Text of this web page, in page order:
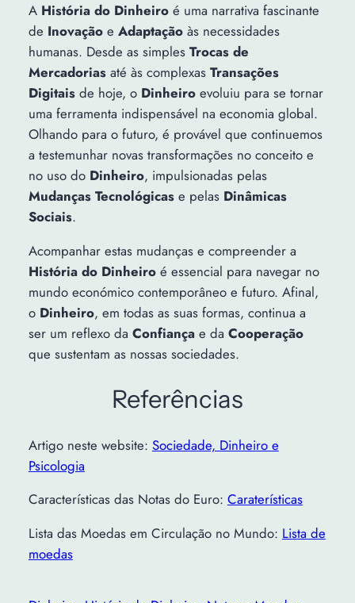
A História do Dinheiroé uma narrativa fascinante
de Inovaçãoe Adaptaçãoàs necessidades
humanas. Desde as simples Trocas de
Mercadoriasaté às complexas Transações
Digitaisde hoje, o Dinheiroevoluiu para se tornar
uma ferramenta indispensável na economia global.
Olhando para o futuro, é provável que continuemos
a testemunhar novas transformações no conceito e
no uso do Dinheiro, impulsionadas pelas
Mudanças Tecnológicase pelas Dinâmicas
Sociais.
Acompanhar estas mudanças e compreender a
História do Dinheiroé essencial para navegar no
mundo económico contemporâneo e futuro. Afinal,
o Dinheiro, em todas as suas formas, continua a
ser um reflexo da Confiançae da Cooperação
que sustentam as nossas sociedades.
Referências
Artigo neste website: Sociedade, Dinheiro e
Psicologia
Características das Notas do Euro: Caraterísticas
Lista das Moedas em Circulação no Mundo: Lista de
moedas